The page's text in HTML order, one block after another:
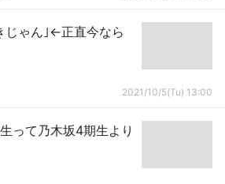
じゃん｣←正直今なら
2021/10/5(Tu) 13:00
って乃木坂4期生より